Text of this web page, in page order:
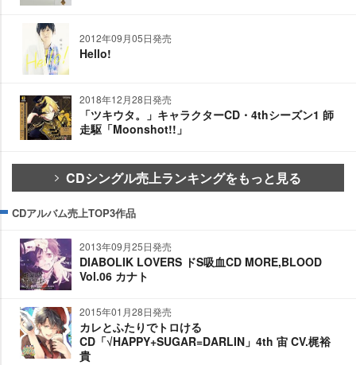
2012年09月05日発売
Hello!
2018年12月28日発売
「ツキウタ。」キャラクターCD・4thシーズン1 師
走駆「Moonshot!!」
CDシングル売上ランキングをもっと見る
CDアルバム売上TOP3作品
2013年09月25日発売
DIABOLIK LOVERS ドS吸血CD MORE,BLOOD
Vol.06 カナト
2015年01月28日発売
カレとふたりでトロける
CD「√HAPPY+SUGAR=DARLIN」4th 宙 CV.梶裕
貴